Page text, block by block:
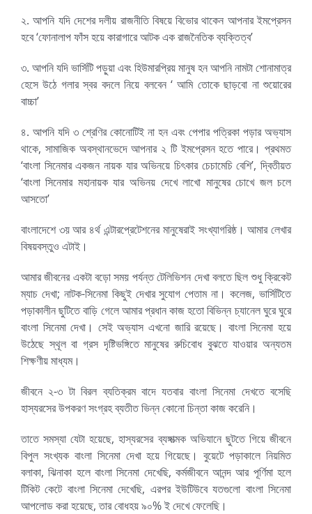
২. আপনি যদি দেশের দলীয় রাজনীতি বিষয়ে বিভোর থাকেন আপনার ইমপ্রেসন
হবে ‘ফোনালাপ ফাঁস হয়ে কারাগারে আটক এক রাজনৈতিক ব্যক্তিত্ব’
৩. আপনি যদি ভার্সিটি পড়ুয়া এবং হিউমারপ্রিয় মানুষ হন আপনি নামটা শোনামাত্র
হেসে উঠে গলার স্বর বদলে নিয়ে বলবেন ‘ আমি তোকে ছাড়বো না শুয়োরের
বাচ্চা’
৪. আপনি যদি ৩ শ্রেণির কোনোটিই না হন এবং পেপার পত্রিকা পড়ার অভ্যাস
থাকে, সামাজিক অবস্থানভেদে আপনার ২ টি ইমপ্রেসন হতে পারে। প্রথমত
‘বাংলা সিনেমার একজন নায়ক যার অভিনয়ে চিৎকার চেচামেচি বেশি’, দ্বিতীয়ত
‘বাংলা সিনেমার মহানায়ক যার অভিনয় দেখে লাখো মানুষের চোখে জল চলে
আসতো’
বাংলাদেশে ৩য় আর ৪র্থ এন্টারপ্রেটেশনের মানুষেরাই সংখ্যাগরিষ্ঠ। আমার লেখার
বিষয়বস্তুও এটাই।
আমার জীবনের একটা বড়ো সময় পর্যন্ত টেলিভিশন দেখা বলতে ছিল শুধু ক্রিকেট
ম্যাচ দেখা; নাটক-সিনেমা কিছুই দেখার সুযোগ পেতাম না। কলেজ, ভার্সিটিতে
পড়াকালীন ছুটিতে বাড়ি গেলে আমার প্রধান কাজ হতো বিভিন্ন চ্যানেল ঘুরে ঘুরে
বাংলা সিনেমা দেখা। সেই অভ্যাস এখনো জারি রয়েছে। বাংলা সিনেমা হয়ে
উঠেছে স্থূল বা গ্রস দৃষ্টিভঙ্গিতে মানুষের রুচিবোধ বুঝতে যাওয়ার অন্যতম
শিক্ষণীয় মাধ্যম।
জীবনে ২-৩ টা বিরল ব্যতিক্রম বাদে যতবার বাংলা সিনেমা দেখতে বসেছি
হাস্যরসের উপকরণ সংগ্রহ ব্যতীত ভিন্ন কোনো চিন্তা কাজ করেনি।
তাতে সমস্যা যেটা হয়েছে, হাস্যরসের ব্যঙ্গাত্মক অভিযানে ছুটতে গিয়ে জীবনে
বিপুল সংখ্যক বাংলা সিনেমা দেখা হয়ে গিয়েছে। বুয়েটে পড়াকালে নিয়মিত
বলাকা, ঝিনাকা হলে বাংলা সিনেমা দেখেছি, কর্মজীবনে আনন্দ আর পূর্ণিমা হলে
টিকিট কেটে বাংলা সিনেমা দেখেছি, এরপর ইউটিউবে যতগুলো বাংলা সিনেমা
আপলোড করা হয়েছে, তার বোধহয় ৯০% ই দেখে ফেলেছি।